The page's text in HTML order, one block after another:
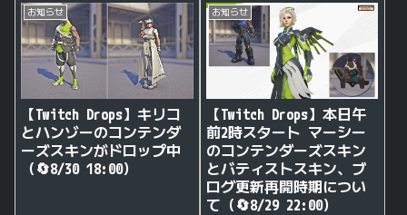
お知らせ
【Twitch Drops】キリコ
とハンゾーのコンテンダ
ーズスキンがドロップ中
（🔄8/30 18:00）
お知らせ
【Twitch Drops】本日午
前2時スタート マーシー
のコンテンダーズスキン
とバティストスキン、ブ
ログ更新再開時期につい
て（🔄8/29 22:00）